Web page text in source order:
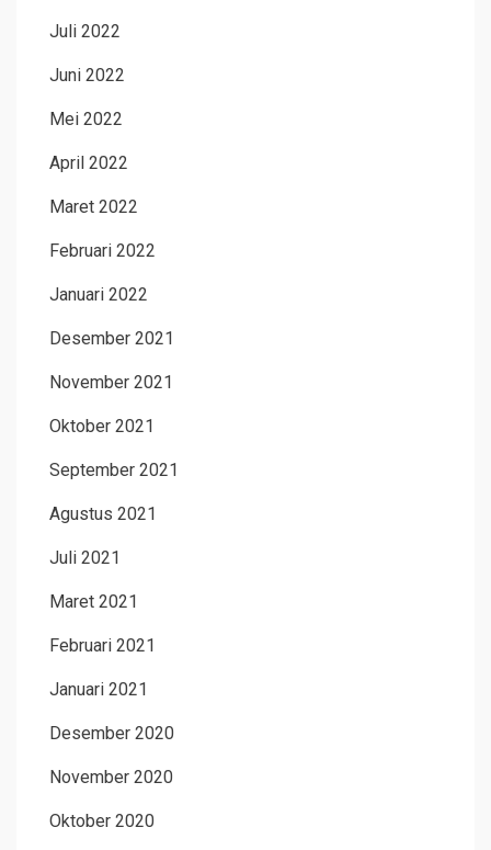
Juli 2022
Juni 2022
Mei 2022
April 2022
Maret 2022
Februari 2022
Januari 2022
Desember 2021
November 2021
Oktober 2021
September 2021
Agustus 2021
Juli 2021
Maret 2021
Februari 2021
Januari 2021
Desember 2020
November 2020
Oktober 2020